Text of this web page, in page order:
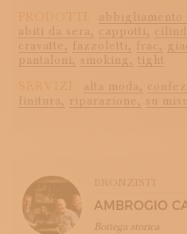
PRODOTTI: abbigliamento
abiti da sera,
cappotti,
cravatte, fazzoletti, frac,
pantaloni, smoking, tight
SERVIZI:
alta moda,
finitura,
riparazione, su
AMBROGIO
Bottega storica